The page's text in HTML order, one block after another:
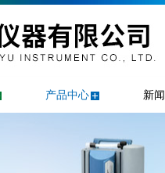
产品中心 新